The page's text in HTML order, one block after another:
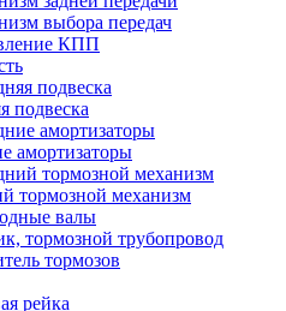
выбора передач
КПП
подвеска
подвеска
амортизаторы
амортизаторы
тормозной механизм
тормозной механизм
валы
тормозной трубопровод
тормозов
рейка